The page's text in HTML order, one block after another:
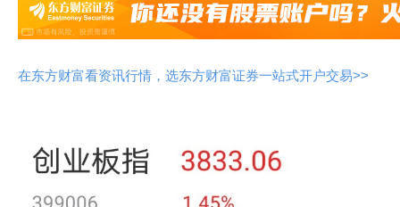
在东方财富看资讯行情，选东方财富证券一站式开户交易>>